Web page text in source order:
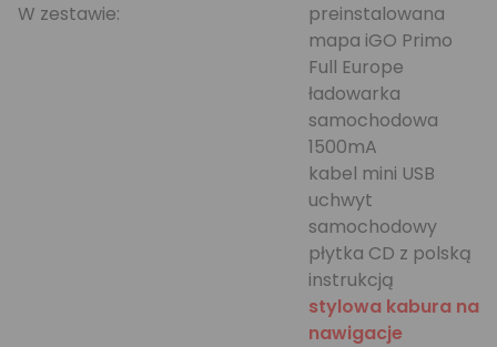
W zestawie:
preinstalowana
mapa iGO Primo
Full Europe
ładowarka
samochodowa
1500mA
kabel mini USB
uchwyt
samochodowy
płytka CD z polską
instrukcją
stylowa kabura na
nawigacje